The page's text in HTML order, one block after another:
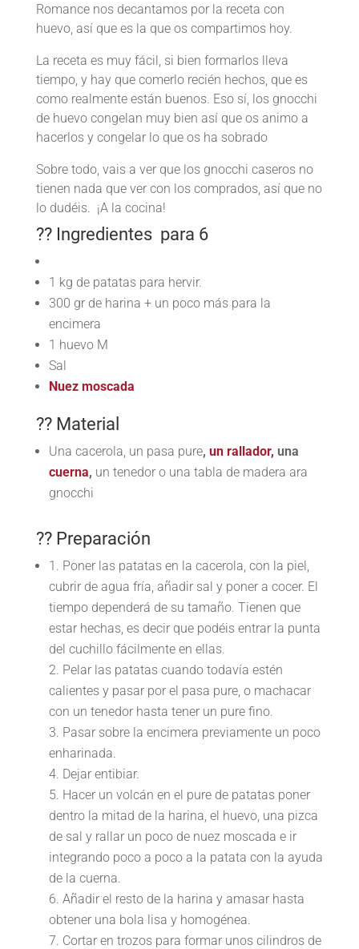
Romance nos decantamos por la receta con
huevo, así que es la que os compartimos hoy.
La receta es muy fácil, si bien formarlos lleva
tiempo, y hay que comerlo recién hechos, que es
como realmente están buenos. Eso sí, los gnocchi
de huevo congelan muy bien así que os animo a
hacerlos y congelar lo que os ha sobrado
Sobre todo, vais a ver que los gnocchi caseros no
tienen nada que ver con los comprados, así que no
lo dudéis. ¡A la cocina!
?? Ingredientes para 6
1 kg de patatas para hervir.
300 gr de harina + un poco más para la
encimera
1 huevo M
Sal
Nuez moscada
?? Material
Una cacerola, un pasa pure, un rallador, una
cuerna, un tenedor o una tabla de madera ara
gnocchi
?? Preparación
Poner las patatas en la cacerola, con la piel,
cubrir de agua fría, añadir sal y poner a cocer. El
tiempo dependerá de su tamaño. Tienen que
estar hechas, es decir que podéis entrar la punta
del cuchillo fácilmente en ellas.
Pelar las patatas cuando todavía estén
calientes y pasar por el pasa pure, o machacar
con un tenedor hasta tener un pure fino.
Pasar sobre la encimera previamente un poco
enharinada.
Dejar entibiar.
Hacer un volcán en el pure de patatas poner
dentro la mitad de la harina, el huevo, una pizca
de sal y rallar un poco de nuez moscada e ir
integrando poco a poco a la patata con la ayuda
de la cuerna.
Añadir el resto de la harina y amasar hasta
obtener una bola lisa y homogénea.
Cortar en trozos para formar unos cilindros de